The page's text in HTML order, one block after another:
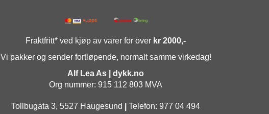
Fraktfritt* ved kjøp av varer for over kr 2000,-
Vi pakker og sender fortløpende, normalt samme virkedag!
Alf Lea As | dykk.no
Org nummer: 915 112 803 MVA
Tollbugata 3, 5527 Haugesund Telefon: 977 04 494